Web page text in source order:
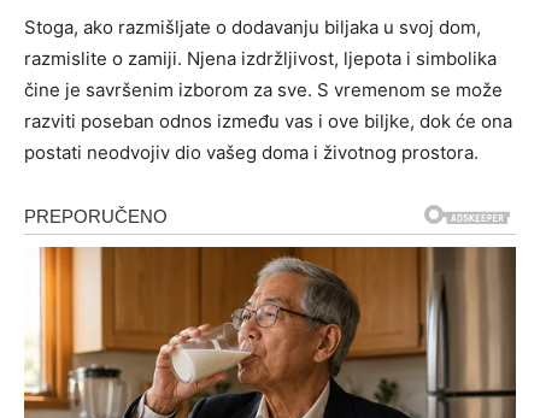
Stoga, ako razmišljate o dodavanju biljaka u svoj dom,
razmislite o zamiji. Njena izdržljivost, ljepota i simbolika
čine je savršenim izborom za sve. S vremenom se može
razviti poseban odnos između vas i ove biljke, dok će ona
postati neodvojiv dio vašeg doma i životnog prostora.